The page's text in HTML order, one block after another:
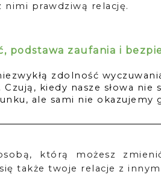
nimi prawdziwą relację.
podstawa zaufania i
zdolność
Czują, kiedy nasze słowa
ale sami nie okazujemy
którą możesz
także twoje relacje z